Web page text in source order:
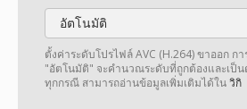
อัตโนมัติ
ตั้งค่าระดับโปรไฟล์ AVC (H.264) ขาออก ก
"อัตโนมัติ" จะคำนวณระดับที่ถูกต้องและเป็
ทุกกรณี สามารถอ่านข้อมูลเพิ่มเติมได้ในวิกิ